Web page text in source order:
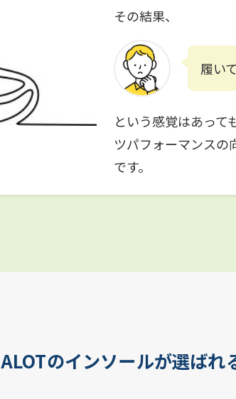
その結果、
履い
という感覚はあって
ツパフォーマンスの
です。
ALOTのインソールが選ばれ